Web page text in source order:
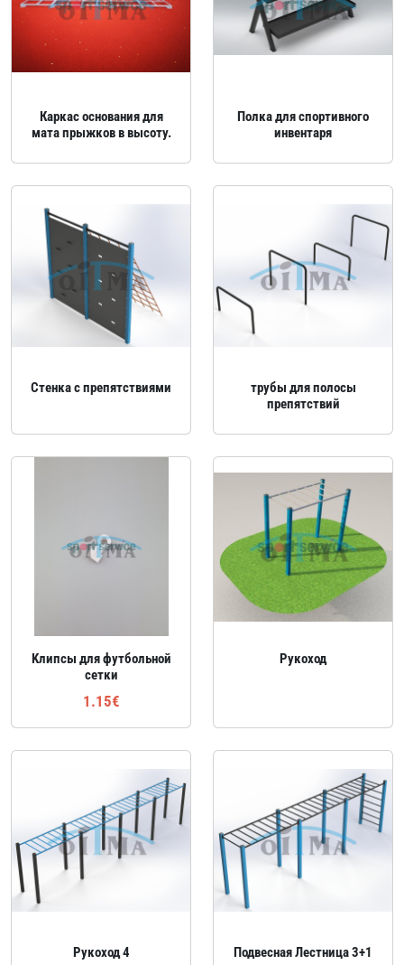
Каркас основания для
мата прыжков в высоту.
Полка для спортивного
инвентаря
Стенка с препятствиями
трубы для полосы
препятствий
Kлипсы для футбольной
сетки
1.15€
Рукоход
Рукоход 4 Подвесная Лестница 3+1